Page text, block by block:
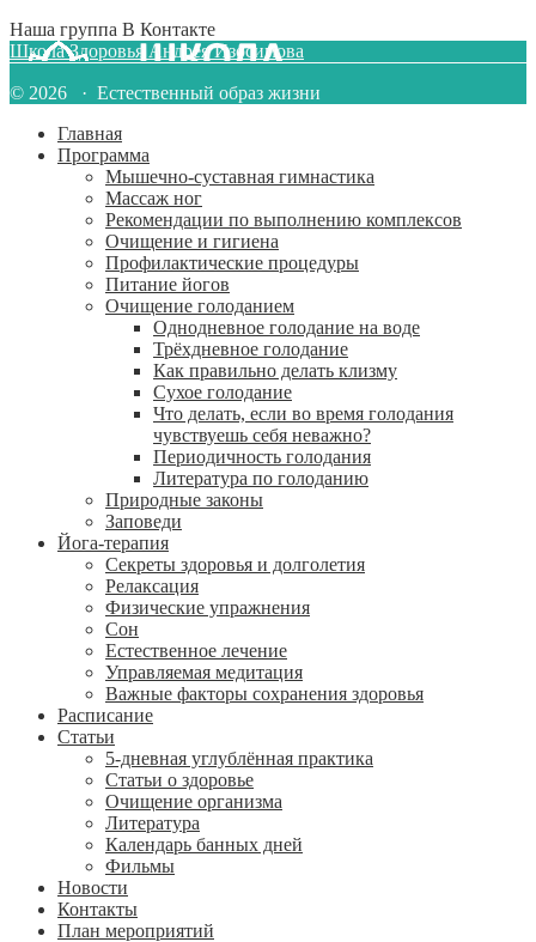
Наша группа В Контакте
Школа Здоровья Андрея Изосимова
© 2026 · Естественный образ жизни
Главная
Программа
Мышечно-суставная гимнастика
Массаж ног
Рекомендации по выполнению комплексов
Очищение и гигиена
Профилактические процедуры
Питание йогов
Очищение голоданием
Однодневное голодание на воде
Трёхдневное голодание
Как правильно делать клизму
Сухое голодание
Что делать, если во время голодания
чувствуешь себя неважно?
Периодичность голодания
Литература по голоданию
Природные законы
Заповеди
Йога-терапия
Секреты здоровья и долголетия
Релаксация
Физические упражнения
Сон
Естественное лечение
Управляемая медитация
Важные факторы сохранения здоровья
Расписание
Статьи
5-дневная углублённая практика
Статьи о здоровье
Очищение организма
Литература
Календарь банных дней
Фильмы
Новости
Контакты
План мероприятий